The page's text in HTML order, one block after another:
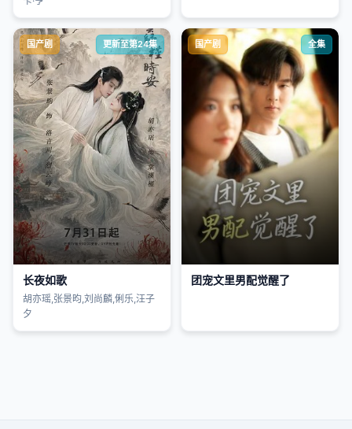
国产剧 更新至第24集
长夜如歌
胡亦瑶,张景昀,刘尚麟,俐乐,汪子
夕
国产剧 全集
团宠文里男配觉醒了